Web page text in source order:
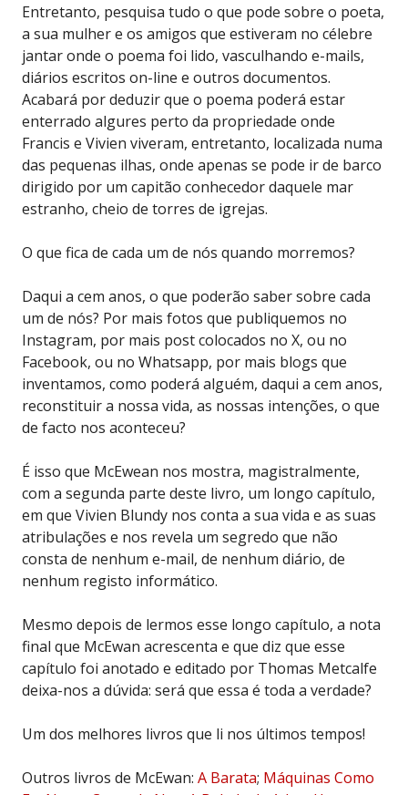
Entretanto, pesquisa tudo o que pode sobre o poeta,
a sua mulher e os amigos que estiveram no célebre
jantar onde o poema foi lido, vasculhando e-mails,
diários escritos on-line e outros documentos.
Acabará por deduzir que o poema poderá estar
enterrado algures perto da propriedade onde
Francis e Vivien viveram, entretanto, localizada numa
das pequenas ilhas, onde apenas se pode ir de barco
dirigido por um capitão conhecedor daquele mar
estranho, cheio de torres de igrejas.
O que fica de cada um de nós quando morremos?
Daqui a cem anos, o que poderão saber sobre cada
um de nós? Por mais fotos que publiquemos no
Instagram, por mais post colocados no X, ou no
Facebook, ou no Whatsapp, por mais blogs que
inventamos, como poderá alguém, daqui a cem anos,
reconstituir a nossa vida, as nossas intenções, o que
de facto nos aconteceu?
É isso que McEwean nos mostra, magistralmente,
com a segunda parte deste livro, um longo capítulo,
em que Vivien Blundy nos conta a sua vida e as suas
atribulações e nos revela um segredo que não
consta de nenhum e-mail, de nenhum diário, de
nenhum registo informático.
Mesmo depois de lermos esse longo capítulo, a nota
final que McEwan acrescenta e que diz que esse
capítulo foi anotado e editado por Thomas Metcalfe
deixa-nos a dúvida: será que essa é toda a verdade?
Um dos melhores livros que li nos últimos tempos!
Outros livros de McEwan: A Barata; Máquinas Como